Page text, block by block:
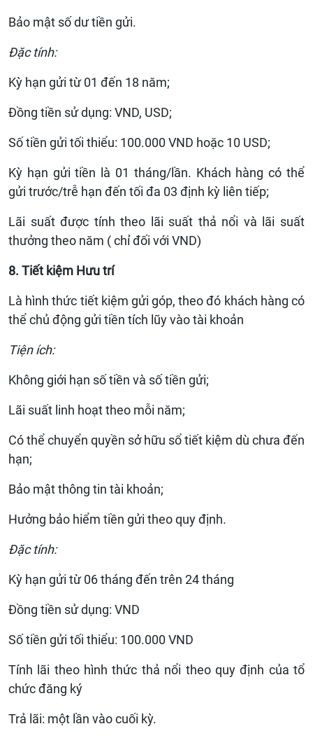
Bảo mật số dư tiền gửi.
Đặc tính:
Kỳ hạn gửi từ 01 đến 18 năm;
Đồng tiền sử dụng: VND, USD;
Số tiền gửi tối thiểu: 100.000 VND hoặc 10 USD;
Kỳ hạn gửi tiền là 01 tháng/lần. Khách hàng có thể
gửi trước/trễ hạn đến tối đa 03 định kỳ liên tiếp;
Lãi suất được tính theo lãi suất thả nổi và lãi suất
thưởng theo năm ( chỉ đối với VND)
8. Tiết kiệm Hưu trí
Là hình thức tiết kiệm gửi góp, theo đó khách hàng có
thể chủ động gửi tiền tích lũy vào tài khoản
Tiện ích:
Không giới hạn số tiền và số tiền gửi;
Lãi suất linh hoạt theo mỗi năm;
Có thể chuyển quyền sở hữu sổ tiết kiệm dù chưa đến
hạn;
Bảo mật thông tin tài khoản;
Hưởng bảo hiểm tiền gửi theo quy định.
Đặc tính:
Kỳ hạn gửi từ 06 tháng đến trên 24 tháng
Đồng tiền sử dụng: VND
Số tiền gửi tối thiểu: 100.000 VND
Tính lãi theo hình thức thả nổi theo quy định của tổ
chức đăng ký
Trả lãi: một lần vào cuối kỳ.